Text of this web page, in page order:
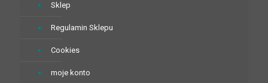
Sklep
Regulamin Sklepu
Cookies
moje konto